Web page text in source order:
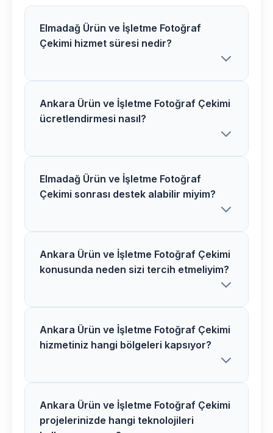
Elmadağ Ürün ve İşletme Fotoğraf
Çekimi hizmet süresi nedir?
Elmadağ bölgesindeki Ürün ve İşletme
Fotoğraf Çekimi projelerimiz ortalama 3-
Ankara Ürün ve İşletme Fotoğraf Çekimi
ücretlendirmesi nasıl?
Ankara bölgesinde Ürün ve İşletme
Fotoğraf Çekimi ücretlerimiz proje
Elmadağ Ürün ve İşletme Fotoğraf
Çekimi sonrası destek alabilir miyim?
Kesinlikle! Elmadağ bölgesindeki tüm
Ürün ve İşletme Fotoğraf Çekimi
Ankara Ürün ve İşletme Fotoğraf Çekimi
konusunda neden sizi tercih etmeliyim?
Ankara bölgesinde Ürün ve İşletme
Fotoğraf Çekimi alanında uzman
yaratıyoruz.
Ankara Ürün ve İşletme Fotoğraf Çekimi
hizmetiniz hangi bölgeleri kapsıyor?
Ankara merkez ve tüm ilçelerinde Ürün
ve İşletme fotoğraf Çekimi hizmeti
Ankara Ürün ve İşletme Fotoğraf Çekimi
projelerinizde hangi teknolojileri